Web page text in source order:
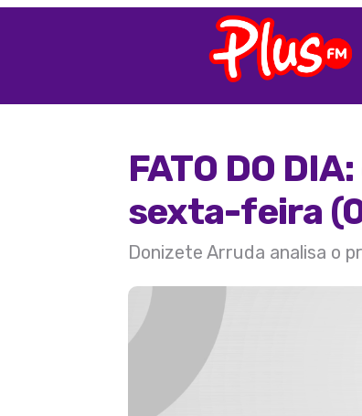
FATO DO
sexta-feira
Donizete Arruda analisa o